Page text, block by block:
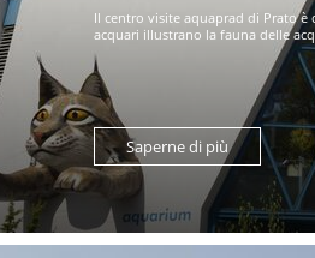
Il centro visite aquaprad di Prato è
acquari illustrano la fauna delle
Saperne di più